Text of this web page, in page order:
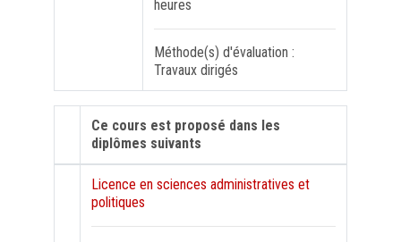
heures
Méthode(s) d'évaluation :
Travaux dirigés
Ce cours est proposé dans les
diplômes suivants
Licence en sciences administratives et
politiques